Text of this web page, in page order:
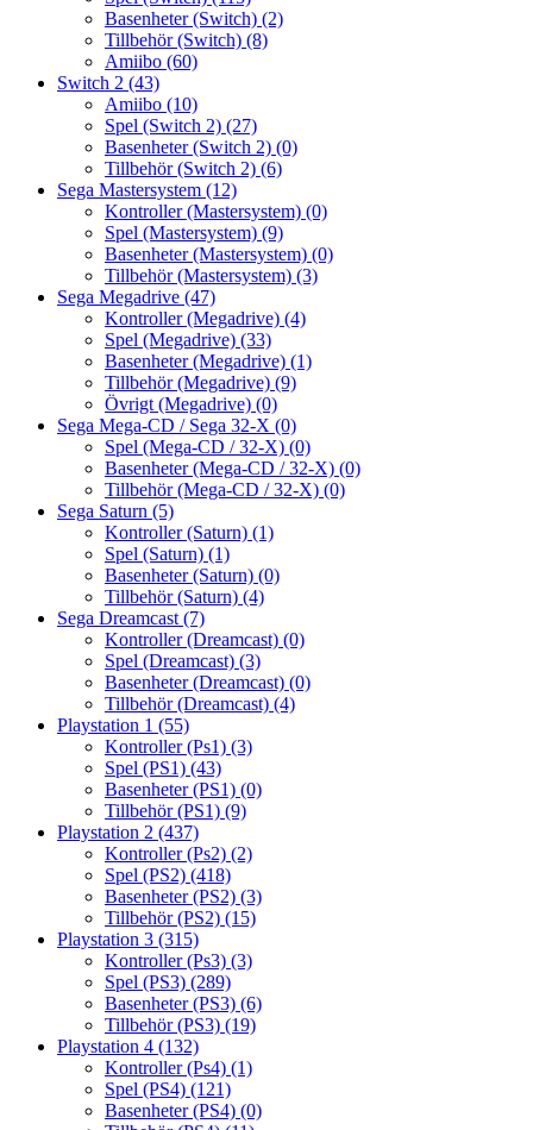
Basenheter (Switch) (2)
Tillbehör (Switch) (8)
Amiibo (60)
Switch 2 (43)
Amiibo (10)
Spel (Switch 2) (27)
Basenheter (Switch 2) (0)
Tillbehör (Switch 2) (6)
Sega Mastersystem (12)
Kontroller (Mastersystem) (0)
Spel (Mastersystem) (9)
Basenheter (Mastersystem) (0)
Tillbehör (Mastersystem) (3)
Sega Megadrive (47)
Kontroller (Megadrive) (4)
Spel (Megadrive) (33)
Basenheter (Megadrive) (1)
Tillbehör (Megadrive) (9)
Övrigt (Megadrive) (0)
Sega Mega-CD / Sega 32-X (0)
Spel (Mega-CD / 32-X) (0)
Basenheter (Mega-CD / 32-X) (0)
Tillbehör (Mega-CD / 32-X) (0)
Sega Saturn (5)
Kontroller (Saturn) (1)
Spel (Saturn) (1)
Basenheter (Saturn) (0)
Tillbehör (Saturn) (4)
Sega Dreamcast (7)
Kontroller (Dreamcast) (0)
Spel (Dreamcast) (3)
Basenheter (Dreamcast) (0)
Tillbehör (Dreamcast) (4)
Playstation 1 (55)
Kontroller (Ps1) (3)
Spel (PS1) (43)
Basenheter (PS1) (0)
Tillbehör (PS1) (9)
Playstation 2 (437)
Kontroller (Ps2) (2)
Spel (PS2) (418)
Basenheter (PS2) (3)
Tillbehör (PS2) (15)
Playstation 3 (315)
Kontroller (Ps3) (3)
Spel (PS3) (289)
Basenheter (PS3) (6)
Tillbehör (PS3) (19)
Playstation 4 (132)
Kontroller (Ps4) (1)
Spel (PS4) (121)
Basenheter (PS4) (0)